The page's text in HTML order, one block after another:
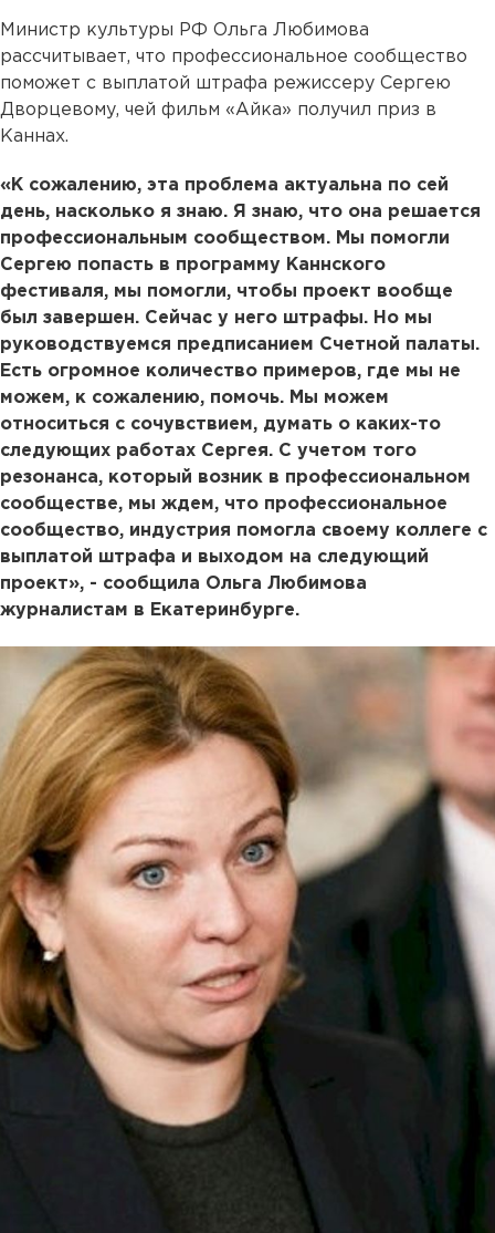
Министр культуры РФ Ольга Любимова
рассчитывает, что профессиональное сообщество
поможет с выплатой штрафа режиссеру Сергею
Дворцевому, чей фильм «Айка» получил приз в
Каннах.
«К сожалению, эта проблема актуальна по сей
день, насколько я знаю. Я знаю, что она решается
профессиональным сообществом. Мы помогли
Сергею попасть в программу Каннского
фестиваля, мы помогли, чтобы проект вообще
был завершен. Сейчас у него штрафы. Но мы
руководствуемся предписанием Счетной палаты.
Есть огромное количество примеров, где мы не
можем, к сожалению, помочь. Мы можем
относиться с сочувствием, думать о каких-то
следующих работах Сергея. С учетом того
резонанса, который возник в профессиональном
сообществе, мы ждем, что профессиональное
сообщество, индустрия помогла своему коллеге с
выплатой штрафа и выходом на следующий
проект», - сообщила Ольга Любимова
журналистам в Екатеринбурге.